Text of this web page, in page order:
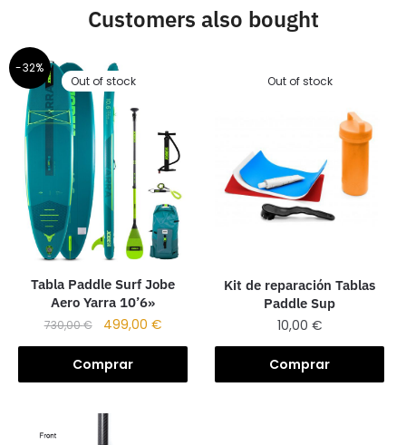
Customers also bought
-32%
Out of stock
Tabla Paddle Surf Jobe
Aero Yarra 10’6»
730,00€ 499,00 €
Comprar
Out of stock
Kit de reparación Tablas
Paddle Sup
10,00 €
Comprar